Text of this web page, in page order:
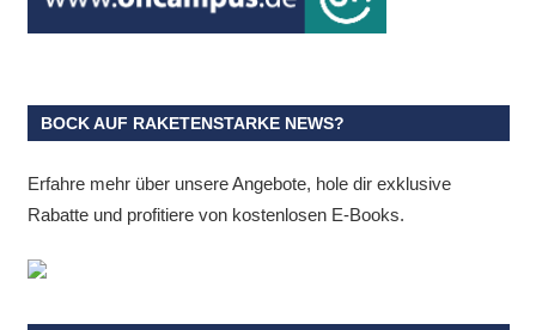
BOCK AUF RAKETENSTARKE NEWS?
Erfahre mehr über unsere Angebote, hole dir exklusive
Rabatte und profitiere von kostenlosen E-Books.